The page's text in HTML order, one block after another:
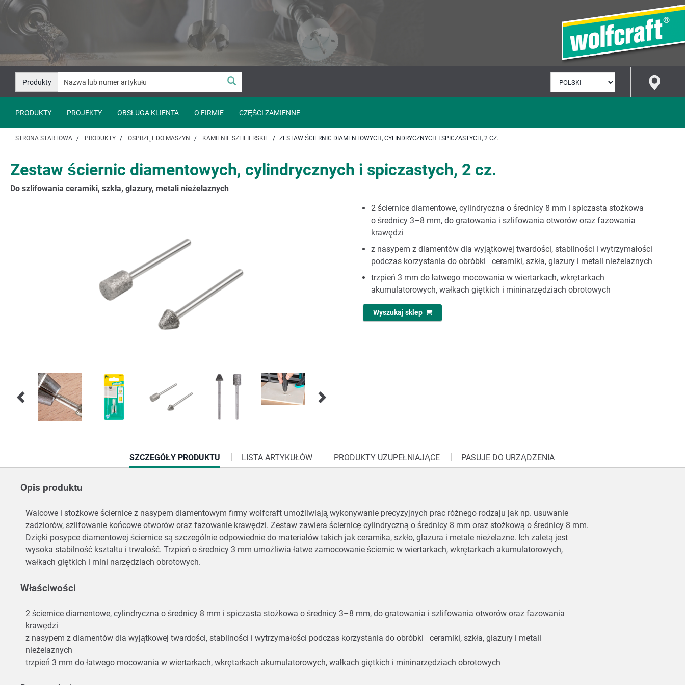
Przejdź
treści
Przejście
nawigacji
Produkty
JĘZYKA
PRODUKTY PROJEKTY OBSŁUGA KLIENTA O FIRMIE CZĘŚCI ZAMIENNE
STRONA STARTOWA PRODUKTY OSPRZĘT DO MASZYN KAMIENIE SZLIFIERSKIE ZESTAW ŚCIERNIC DIAMENTOWYCH, CYLINDRYCZNYCH I SPICZASTYCH, 2 CZ.
Zestaw ściernic diamentowych, cylindrycznych i spiczastych, 2 cz.
Do szlifowania ceramiki, szkła, glazury, metali nieżelaznych
2 ściernice diamentowe, cylindryczna o średnicy 8 mm i spiczasta stożkowa
o średnicy 3–8 mm, do gratowania i szlifowania otworów oraz fazowania
krawędzi
z nasypem z diamentów dla wyjątkowej twardości, stabilności i wytrzymałości
podczas korzystania do obróbki ceramiki, szkła, glazury i metali nieżelaznych
trzpień 3 mm do łatwego mocowania w wiertarkach, wkrętarkach
akumulatorowych, wałkach giętkich i mininarzędziach obrotowych
Wyszukaj sklep
CURRENT
TAB:
SZCZEGÓŁY PRODUKTU LISTA ARTYKUŁÓW PRODUKTY UZUPEŁNIAJĄCE PASUJE DO URZĄDZENIA
Opis produktu
Walcowe i stożkowe ściernice z nasypem diamentowym firmy wolfcraft umożliwiają wykonywanie precyzyjnych prac różnego rodzaju jak np. usuwanie
zadziorów, szlifowanie końcowe otworów oraz fazowanie krawędzi. Zestaw zawiera ściernicę cylindryczną o średnicy 8 mm oraz stożkową o średnicy 8 mm.
Dzięki posypce diamentowej ściernice są szczególnie odpowiednie do materiałów takich jak ceramika, szkło, glazura i metale nieżelazne. Ich zaletą jest
wysoka stabilność kształtu i trwałość. Trzpień o średnicy 3 mm umożliwia łatwe zamocowanie ściernic w wiertarkach, wkrętarkach akumulatorowych,
wałkach giętkich i mini narzędziach obrotowych.
Właściwości
2 ściernice diamentowe, cylindryczna o średnicy 8 mm i spiczasta stożkowa o średnicy 3–8 mm, do gratowania i szlifowania otworów oraz fazowania
krawędzi
z nasypem z diamentów dla wyjątkowej twardości, stabilności i wytrzymałości podczas korzystania do obróbki ceramiki, szkła, glazury i metali
nieżelaznych
trzpień 3 mm do łatwego mocowania w wiertarkach, wkrętarkach akumulatorowych, wałkach giętkich i mininarzędziach obrotowych